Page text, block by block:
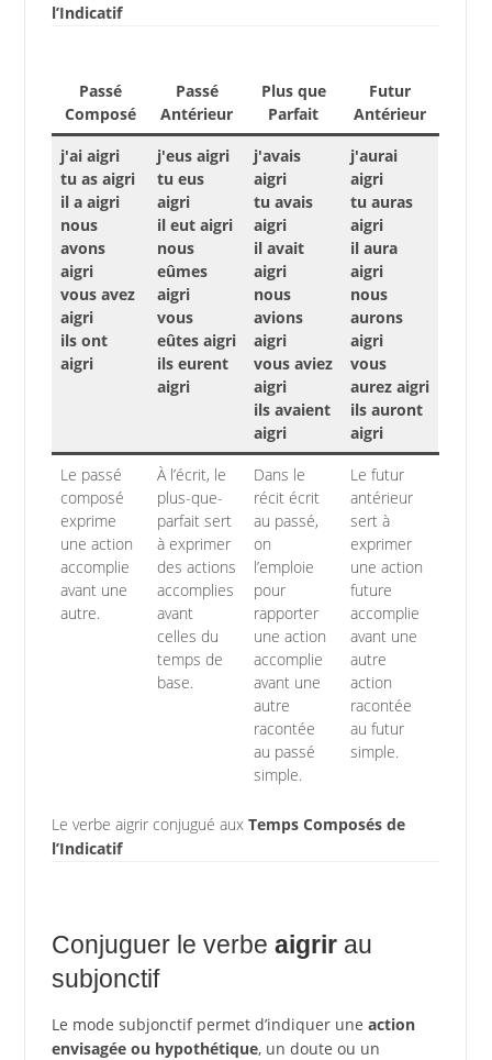
l’Indicatif
Passé
Composé
Passé
Antérieur
Plus que
Parfait
Futur
Antérieur
j'ai aigri
tu as aigri
il a aigri
nous
avons
aigri
vous avez
aigri
ils ont
aigri
j'eus aigri
tu eus
aigri
il eut aigri
nous
eûmes
aigri
vous
eûtes aigri
ils eurent
aigri
j'avais
aigri
tu avais
aigri
il avait
aigri
nous
avions
aigri
vous aviez
aigri
ils avaient
aigri
j'aurai
aigri
tu auras
aigri
il aura
aigri
nous
aurons
aigri
vous
aurez aigri
ils auront
aigri
Le passé
composé
exprime
une action
accomplie
avant une
autre.
À l’écrit, le
plus-que-
parfait sert
à exprimer
des actions
accomplies
avant
celles du
temps de
base.
Dans le
récit écrit
au passé,
on
l’emploie
pour
rapporter
une action
accomplie
avant une
autre
racontée
au passé
simple.
Le futur
antérieur
sert à
exprimer
une action
future
accomplie
avant une
autre
action
racontée
au futur
simple.
Le verbe aigrir conjugué aux Temps Composés de
l’Indicatif
Conjuguer le verbe aigrirau
subjonctif
Le mode subjonctif permet d’indiquer une action
envisagée ou hypothétique, un doute ou un